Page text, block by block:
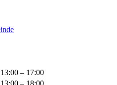
13:00 – 17:00